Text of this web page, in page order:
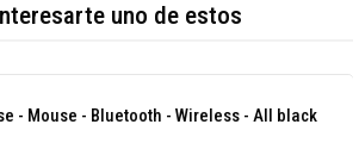
uno de estos
- Mouse - Bluetooth - Wireless - All black